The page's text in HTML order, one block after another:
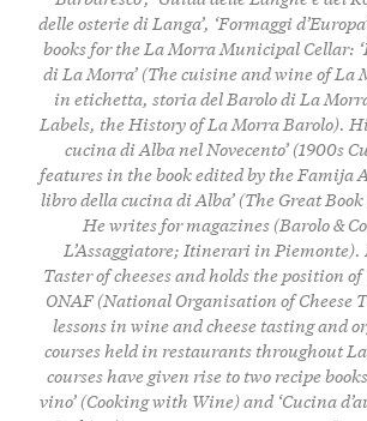
delle osterie di Langa’, ‘Formaggi
books for the La Morra Municipal Cellar:
di La Morra’ (The cuisine and wine of La
in etichetta, storia del Barolo di La
Labels, the History of La Morra Barolo).
cucina di Alba nel Novecento’ (1900s
features in the book edited by the Famija
libro della cucina di Alba’ (The Great
He writes for magazines (Barolo &
L’Assaggiatore; Itinerari in Piemonte).
Taster of cheeses and holds the position
ONAF (National Organisation of Cheese
lessons in wine and cheese tasting and
courses held in restaurants throughout
courses have given rise to two recipe
vino’ (Cooking with Wine) and ‘Cucina